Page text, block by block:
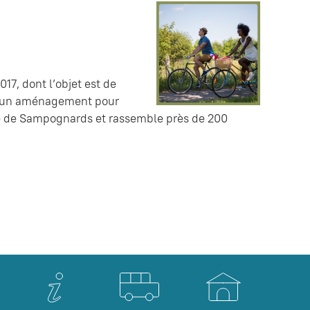
dont l’objet est de
aménagement pour
Sampognards et rassemble près de 200